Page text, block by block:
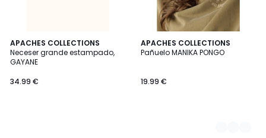
APACHES COLLECTIONS
Neceser grande estampado,
GAYANE
34.99 €
APACHES COLLECTIONS
Pañuelo MANIKA PONGO
19.99 €
5
Colores